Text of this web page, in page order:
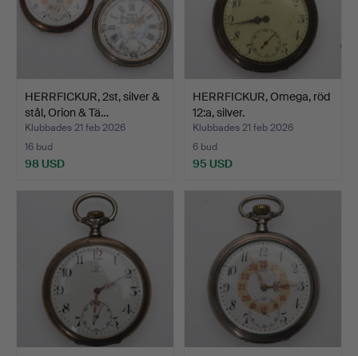
HERRFICKUR, 2st, silver &
stål, Orion & Tä…
Klubbades 21 feb 2026
16 bud
98 USD
HERRFICKUR, Omega, röd
12:a, silver.
Klubbades 21 feb 2026
6 bud
95 USD